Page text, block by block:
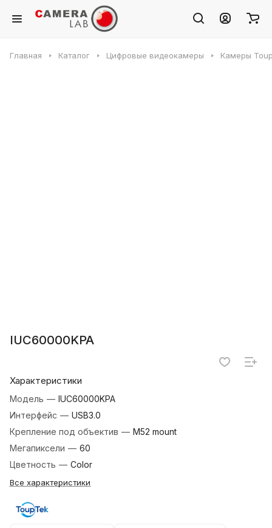
Главная Каталог Цифровые видеокамеры Камеры
IUC60000KPA
Характеристики
Модель — IUC60000KPA
Интерфейс — USB3.0
Крепление под объектив — M52 mount
Мегапиксели — 60
Цветность — Color
Все характеристики